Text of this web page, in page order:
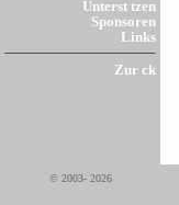
Unterst tzen
Sponsoren
Links
Zur ck
© 2003- 2026